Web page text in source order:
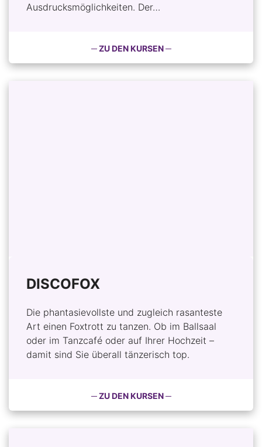
Ausdrucksmöglichkeiten. Der…
─ ZU DEN KURSEN ─
DISCOFOX
Die phantasievollste und zugleich rasanteste
Art einen Foxtrott zu tanzen. Ob im Ballsaal
oder im Tanzcafé oder auf Ihrer Hochzeit –
damit sind Sie überall tänzerisch top.
─ ZU DEN KURSEN ─